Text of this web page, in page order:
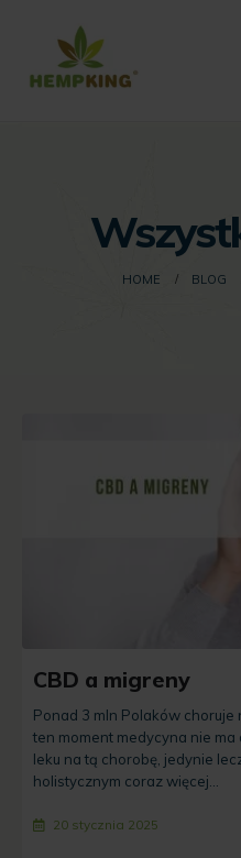
HOME BLOG
CBD a migreny
Ponad 3 mln Polaków choruje
ten moment medycyna nie
leku na tą chorobę, jedynie
holistycznym coraz więcej...
20 stycznia 2025